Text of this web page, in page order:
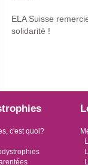
ELA Suisse
solidarité !
c'est quoi?